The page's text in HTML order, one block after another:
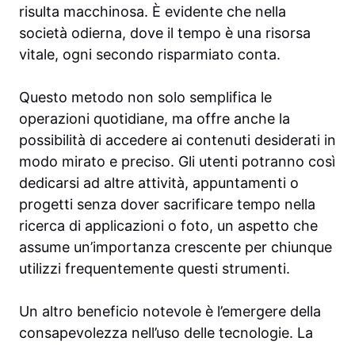
risulta macchinosa. È evidente che nella
società odierna, dove il tempo è una risorsa
vitale, ogni secondo risparmiato conta.
Questo metodo non solo semplifica le
operazioni quotidiane, ma offre anche la
possibilità di accedere ai contenuti desiderati in
modo mirato e preciso. Gli utenti potranno così
dedicarsi ad altre attività, appuntamenti o
progetti senza dover sacrificare tempo nella
ricerca di applicazioni o foto, un aspetto che
assume un’importanza crescente per chiunque
utilizzi frequentemente questi strumenti.
Un altro beneficio notevole è l’emergere della
consapevolezza nell’uso delle tecnologie. La